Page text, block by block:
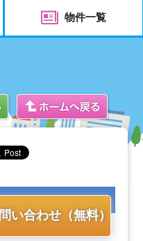
物件一覧
問い合わせ（無料）